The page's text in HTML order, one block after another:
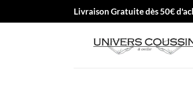
Livraison Gratuite dès 50€